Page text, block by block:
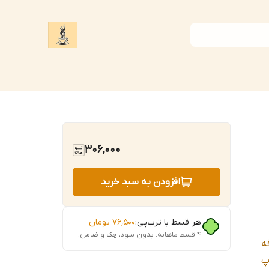
306,000
افزودن به سبد خرید
هر قسط با ترب‌پی:۷۶٬۵۰۰ تومان
۴ قسط ماهانه. بدون سود، چک و ضامن.